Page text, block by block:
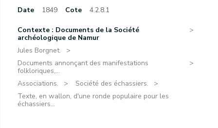
Date 1849 Cote 4.2.8.1
Contexte : Documents de la Société
archéologique de Namur
Jules Borgnet.
Documents annonçant des manifestations
folkloriques,...
Associations.
Société des échassiers.
Texte, en wallon, d'une ronde populaire pour les
échassiers...